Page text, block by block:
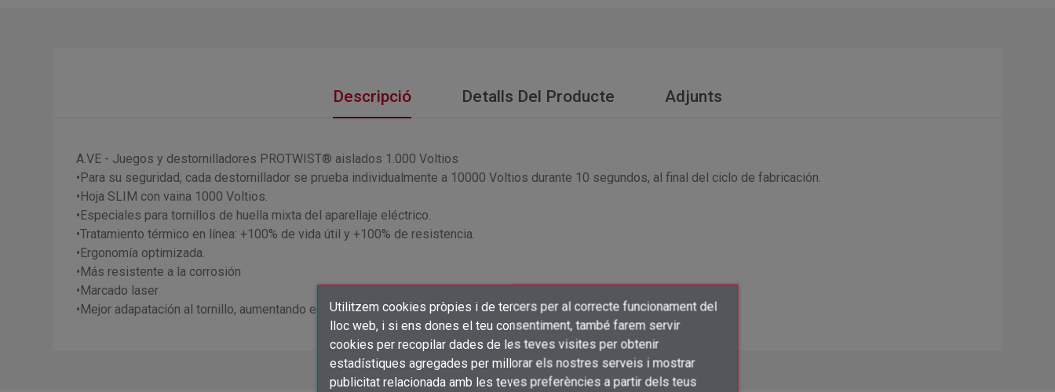
Afegir a la llista de desitjos×
Crear una llista de desitjos ×
Nom de la llista de desitjos
Connectar-se
Cal que connecteu per a desar els productes a la vostra llista de desitjos.
Utilitzem cookies pròpies i de tercers per al correcte funcionament del
lloc web, i si ens dones el teu consentiment, també farem servir
cookies per recopilar dades de les teves visites per obtenir
estadístiques agregades per millorar els nostres serveis i mostrar
publicitat relacionada amb les teves preferències a partir dels teus
Descripció Detalls Del Producte Adjunts
A.VE - Juegos y destornilladores PROTWIST® aislados 1.000 Voltios
•Para su seguridad, cada destornillador se prueba individualmente a 10000 Voltios durante 10 segundos, al final del ciclo de fabricación.
•Hoja SLIM con vaina 1000 Voltios.
•Especiales para tornillos de huella mixta del aparellaje eléctrico.
•Tratamiento térmico en línea: +100% de vida útil y +100% de resistencia.
•Ergonomía optimizada.
•Más resistente a la corrosión
•Marcado laser
•Mejor adapatación al tornillo, aumentando el par y disminuyendo el desgaste.